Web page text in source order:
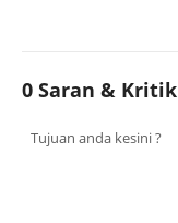
0 Saran & Kritik
Tujuan anda kesini ?